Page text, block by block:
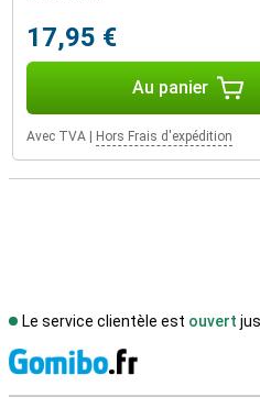
17,95 €
Au panier
Avec TVA Hors Frais d'expédition
Le service clientèle est ouvert